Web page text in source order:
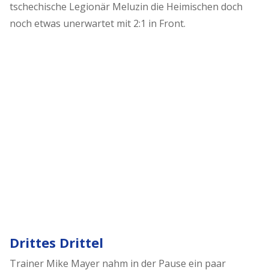
tschechische Legionär Meluzin die Heimischen doch
noch etwas unerwartet mit 2:1 in Front.
Drittes Drittel
Trainer Mike Mayer nahm in der Pause ein paar